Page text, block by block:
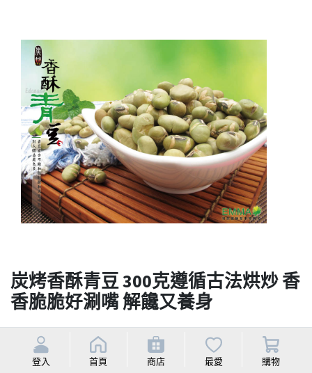
炭烤香酥青豆 300克遵循古法烘炒 香
香脆脆好涮嘴 解饞又養身
Selling price
Selling price
回饋點數
登入 首頁 商店 最愛 購物